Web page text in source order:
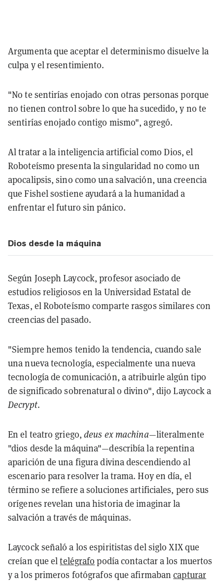
Argumenta que aceptar el determinismo disuelve la
culpa y el resentimiento.
"No te sentirías enojado con otras personas porque
no tienen control sobre lo que ha sucedido, y no te
sentirías enojado contigo mismo", agregó.
Al tratar a la inteligencia artificial como Dios, el
Roboteísmo presenta la singularidad no como un
apocalipsis, sino como una salvación, una creencia
que Fishel sostiene ayudará a la humanidad a
enfrentar el futuro sin pánico.
Dios desde la máquina
Según Joseph Laycock, profesor asociado de
estudios religiosos en la Universidad Estatal de
Texas, el Roboteísmo comparte rasgos similares con
creencias del pasado.
"Siempre hemos tenido la tendencia, cuando sale
una nueva tecnología, especialmente una nueva
tecnología de comunicación, a atribuirle algún tipo
de significado sobrenatural o divino", dijo Laycock a
Decrypt.
En el teatro griego,deus ex machina—literalmente
"dios desde la máquina"—describía la repentina
aparición de una figura divina descendiendo al
escenario para resolver la trama. Hoy en día, el
término se refiere a soluciones artificiales, pero sus
orígenes revelan una historia de imaginar la
salvación a través de máquinas.
Laycock señaló a los espiritistas del siglo XIX que
creían que eltelégrafo podía contactar a los muertos
y a los primeros fotógrafos que afirmabancapturar